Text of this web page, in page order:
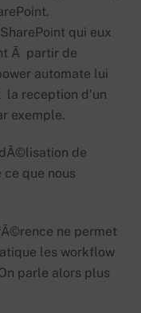
qui eux
Ã partir de
automate lui
reception d’un
exemple.
de
que nous
ne permet
les workflow
parle alors plus